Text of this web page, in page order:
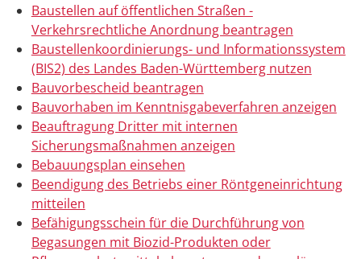
Baustellen auf öffentlichen Straßen -
Verkehrsrechtliche Anordnung beantragen
Baustellenkoordinierungs- und Informationssystem
(BIS2) des Landes Baden-Württemberg nutzen
Bauvorbescheid beantragen
Bauvorhaben im Kenntnisgabeverfahren anzeigen
Beauftragung Dritter mit internen
Sicherungsmaßnahmen anzeigen
Bebauungsplan einsehen
Beendigung des Betriebs einer Röntgeneinrichtung
mitteilen
Befähigungsschein für die Durchführung von
Begasungen mit Biozid-Produkten oder